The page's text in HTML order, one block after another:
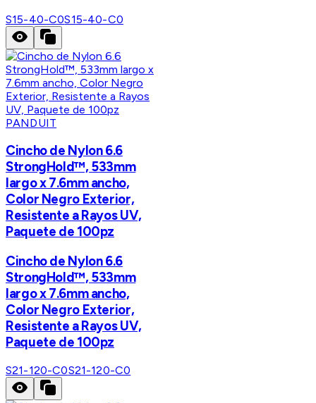
S15-40-C0S15-40-C0
PANDUIT
Cincho de Nylon 6.6
StrongHold™, 533mm
largo x 7.6mm ancho,
Color Negro Exterior,
Resistente a Rayos UV,
Paquete de 100pz
Cincho de Nylon 6.6
StrongHold™, 533mm
largo x 7.6mm ancho,
Color Negro Exterior,
Resistente a Rayos UV,
Paquete de 100pz
S21-120-C0S21-120-C0